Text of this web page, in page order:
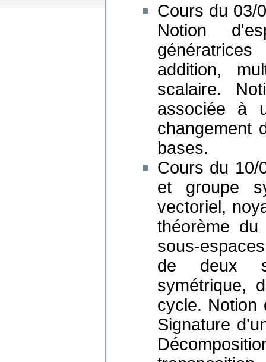
Cours du 03/
Notion
addition,
scalaire.
associée à
changement
bases.
Cours du 10/
et groupe
vectoriel,
théorème
sous-
de deux
symétrique,
cycle. Notion
Signature